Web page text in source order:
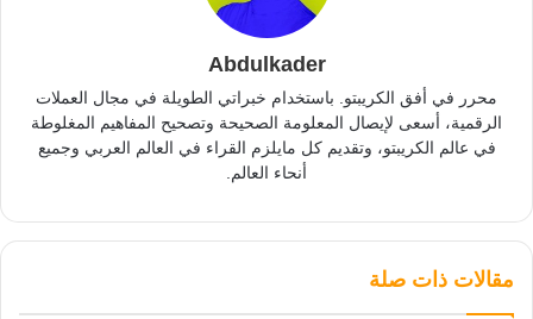
Abdulkader
محرر في أفق الكريبتو. باستخدام خبراتي الطويلة في مجال العملات
الرقمية، أسعى لإيصال المعلومة الصحيحة وتصحيح المفاهيم المغلوطة
في عالم الكريبتو، وتقديم كل مايلزم القراء في العالم العربي وجميع
أنحاء العالم.
مقالات ذات صلة